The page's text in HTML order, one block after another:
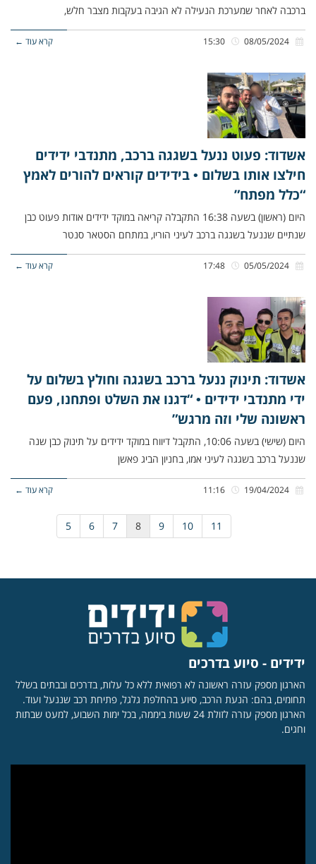
ברכבה לאחר שמערכת הנעילה לא הגיבה בעקבות מצבר חלש,
קרא עוד ←
אשדוד: פעוט ננעל בשגגה ברכב, מתנדבי ידידים
חילצו אותו בשלום • בידידים קוראים להורים לאמץ
“כלל מפתח”
היום (ראשון) בשעה 16:38 התקבלה קריאה במוקד ידידים אודות פעוט כבן
שנתיים שננעל בשגגה ברכב לעיני הוריו, במתחם הסטאר סנטר
קרא עוד ←
אשדוד: תינוק ננעל ברכב בשגגה וחולץ בשלום על
ידי מתנדבי ידידים • “דגנו את השלט ופתחנו, פעם
ראשונה שלי וזה מרגש”
היום (שישי) בשעה 10:06, התקבל דיווח במוקד ידידים על תינוק כבן שנה
שננעל ברכב בשגגה לעיני אמו, בחניון הביג פאשן
קרא עוד ←
5 6 7 8 9 10 11
ידידים - סיוע בדרכים
הארגון מספק עזרה ראשונה לא רפואית ללא כל עלות, בדרכים ובבתים בשלל
תחומים, בהם: הנעת הרכב, סיוע בהחלפת גלגל, פתיחת רכב שננעל ועוד.
הארגון מספק עזרה לזולת 24 שעות ביממה, בכל ימות השבוע, למעט שבתות
וחגים.